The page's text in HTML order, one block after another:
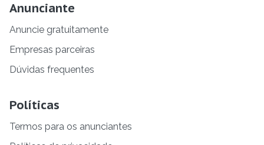
Anunciante
Anuncie gratuitamente
Empresas parceiras
Dúvidas frequentes
Políticas
Termos para os anunciantes